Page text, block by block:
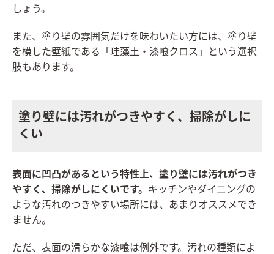
しょう。
また、塗り壁の雰囲気だけを味わいたい方には、塗り壁
を模した壁紙である「珪藻土・漆喰クロス」という選択
肢もあります。
塗り壁には汚れがつきやすく、掃除がしに
くい
表面に凹凸があるという特性上、塗り壁には汚れがつき
やすく、掃除がしにくいです。 キッチンやダイニングの
ような汚れのつきやすい場所には、あまりオススメでき
ません。
ただ、表面の滑らかな漆喰は例外です。汚れの種類によ